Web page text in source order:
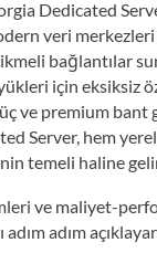
Dedicated
veri
bağlantılar
için eksiksiz
ve premium bant
Server, hem
temeli haline
ve maliyet-
adım